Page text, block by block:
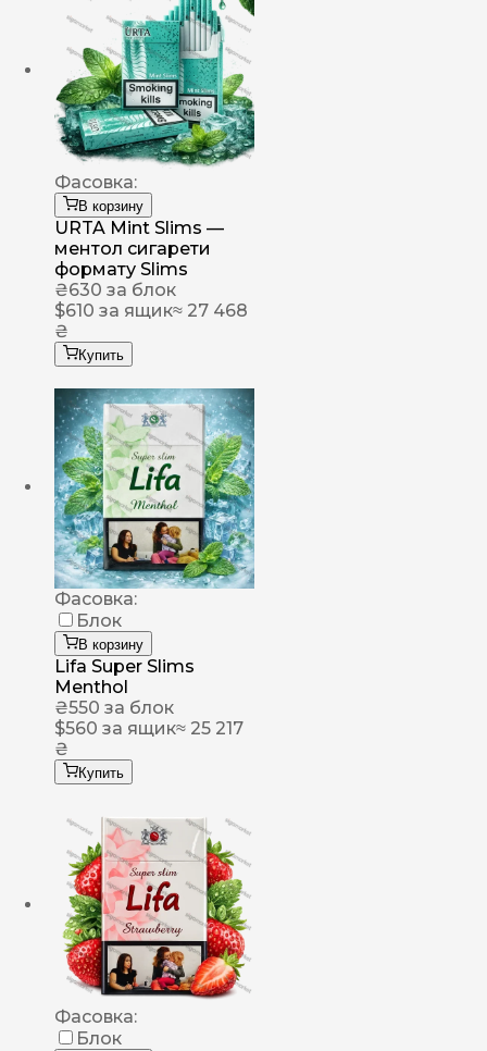
Фасовка:
В корзину
URTA Mint Slims —
ментол сигарети
формату Slims
₴630 за блок
$610 за ящик≈ 27 468
₴
Купить
Фасовка:
Блок
В корзину
Lifa Super Slims
Menthol
₴550 за блок
$560 за ящик≈ 25 217
₴
Купить
Фасовка:
Блок